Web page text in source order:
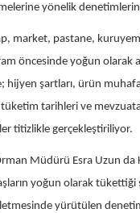
yönelik
market, pastane,
öncesinde yoğun olarak
hijyen şartları, ürün
tarihleri ve
titizlikle gerçekleştiriliyor.
Müdürü Esra Uzun da
yoğun olarak tükettiği
yürütülen